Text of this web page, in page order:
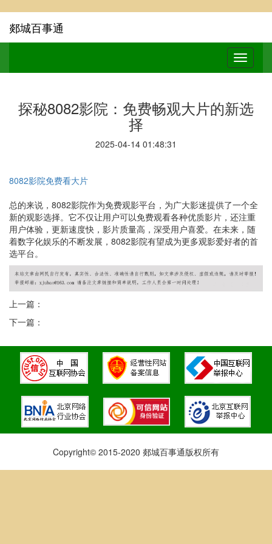
郯城百事通
探秘8082影院：免费畅观大片的新选
择
2025-04-14 01:48:31
8082影院免费看大片
总的来说，8082影院作为免费观影平台，为广大影迷提供了一个全
新的观影选择。它不仅让用户可以免费观看各种优质影片，还注重
用户体验，更新速度快，影片质量高，深受用户喜爱。在未来，随
着数字化娱乐的不断发展，8082影院有望成为更多观影爱好者的首
选平台。
上一篇：
下一篇：
Copyright© 2015-2020 郯城百事通版权所有